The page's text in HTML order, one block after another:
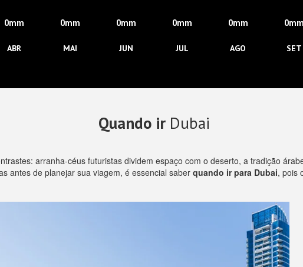
0mm
ABR
0mm
MAI
0mm
JUN
0mm
JUL
0mm
AGO
0mm
SET
Quando irDubai
arranha-céus futuristas dividem espaço com o deserto, a tradição
antes de planejar sua viagem, é essencial saber quando ir para Dubai, pois